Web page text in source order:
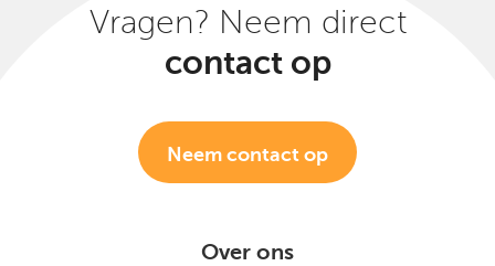
Vragen? Neem direct
contact op
Neem contact op
Over ons